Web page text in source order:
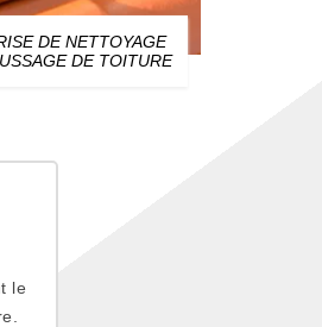
DE NETTOYAGE
DE TOITURE
le